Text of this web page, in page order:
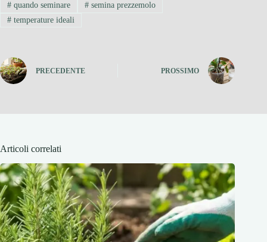
#quando seminare #semina prezzemolo
#temperature ideali
PRECEDENTE PROSSIMO
Articoli correlati